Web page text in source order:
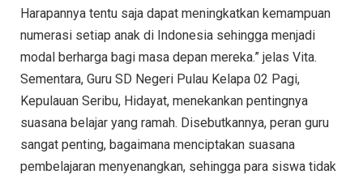
Harapannya tentu saja dapat meningkatkan kemampuan
numerasi setiap anak di Indonesia sehingga menjadi
modal berharga bagi masa depan mereka.” jelas Vita.
Sementara, Guru SD Negeri Pulau Kelapa 02 Pagi,
Kepulauan Seribu, Hidayat, menekankan pentingnya
suasana belajar yang ramah. Disebutkannya, peran guru
sangat penting, bagaimana menciptakan suasana
pembelajaran menyenangkan, sehingga para siswa tidak